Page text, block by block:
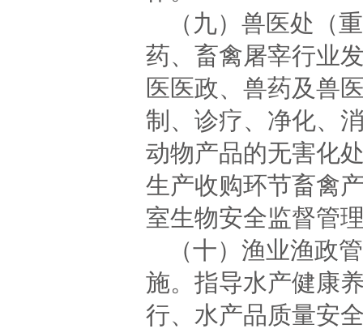
（九）兽医处（
药、畜禽屠宰行业
医医政、兽药及兽
制、诊疗、净化、
动物产品的无害化
生产收购环节畜禽
室生物安全监督管
（十）渔业渔政
施。指导水产健康
行、水产品质量安